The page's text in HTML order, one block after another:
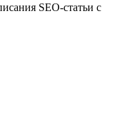
SEO-статьи с